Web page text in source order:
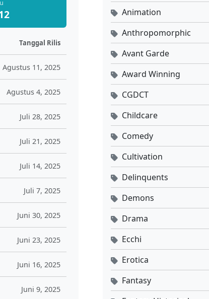
Tanggal Rilis
Agustus 11, 2025
Agustus 4, 2025
Juli 28, 2025
Juli 21, 2025
Juli 14, 2025
Juli 7, 2025
Juni 30, 2025
Juni 23, 2025
Juni 16, 2025
Juni 9, 2025
Animation
Anthropomorphic
Avant Garde
Award Winning
CGDCT
Childcare
Comedy
Cultivation
Delinquents
Demons
Drama
Ecchi
Erotica
Fantasy